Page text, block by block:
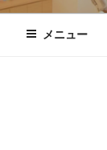
メニュー